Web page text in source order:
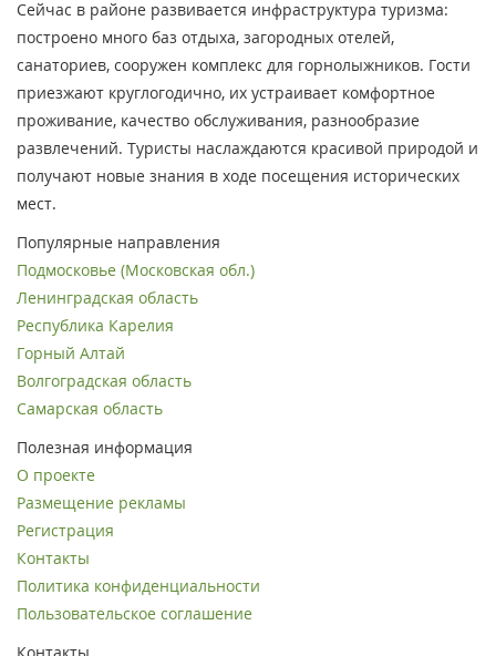
Сейчас в районе развивается инфраструктура туризма:
построено много баз отдыха, загородных отелей,
санаториев, сооружен комплекс для горнолыжников. Гости
приезжают круглогодично, их устраивает комфортное
проживание, качество обслуживания, разнообразие
развлечений. Туристы наслаждаются красивой природой и
получают новые знания в ходе посещения исторических
мест.
Популярные направления
Подмосковье (Московская обл.)
Ленинградская область
Республика Карелия
Горный Алтай
Волгоградская область
Самарская область
Полезная информация
О проекте
Размещение рекламы
Регистрация
Контакты
Политика конфиденциальности
Пользовательское соглашение